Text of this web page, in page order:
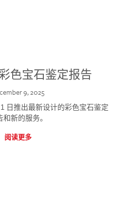
色宝石鉴定报告
9, 2025
日推出最新设计的彩色宝石鉴定
和新的服务。
阅读更多